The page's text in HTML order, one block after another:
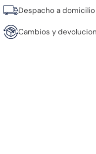
Despacho a domicilio
Cambios y